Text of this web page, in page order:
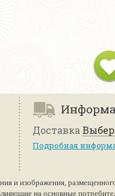
Доставка
Подробная
и изображения,
на основные